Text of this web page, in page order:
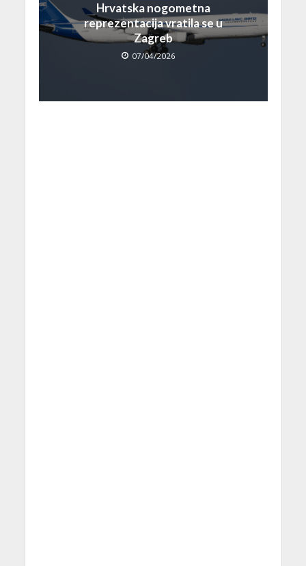
Hrvatska nogometna
reprezentacija vratila se u
Zagreb
07/04/2026